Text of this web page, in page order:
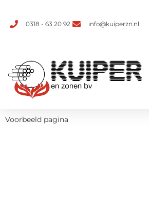
0318 - 63 20 92 info@kuiperzn.nl
Voorbeeld pagina